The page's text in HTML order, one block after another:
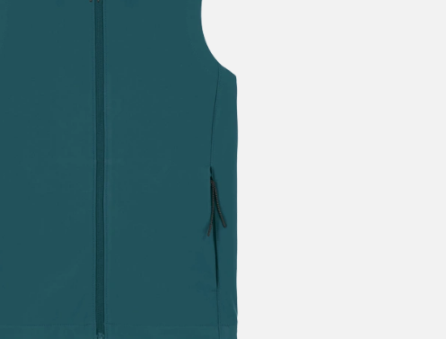
Text schreiben
Cool Font hinzufügen
Namen & Nummern
Produkt wählen